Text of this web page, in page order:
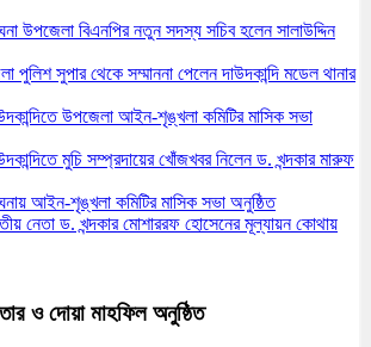
উপজেলা বিএনপির নতুন সদস্য সচিব হলেন সালাউদ্দিন
পুলিশ সুপার থেকে সম্মাননা পেলেন দাউদকান্দি মডেল থানার
উপজেলা আইন-শৃঙ্খলা কমিটির মাসিক সভা
মুচি সম্প্রদায়ের খোঁজখবর নিলেন ড. খন্দকার মারুফ
আইন-শৃঙ্খলা কমিটির মাসিক সভা অনুষ্ঠিত
নেতা ড. খন্দকার মোশাররফ হোসেনের মূল্যায়ন কোথায়
ও দোয়া মাহফিল অনুষ্ঠিত